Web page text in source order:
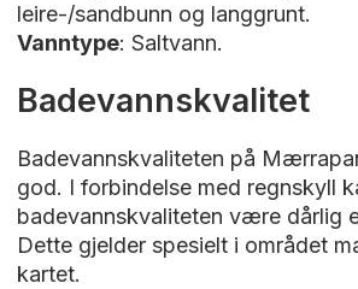
leire-/sandbunn og langgrunt.
Vanntype: Saltvann.
Badevannskvalitet
Badevannskvaliteten på
god. I forbindelse med regnskyll
badevannskvaliteten være dårlig
Dette gjelder spesielt i området
kartet.